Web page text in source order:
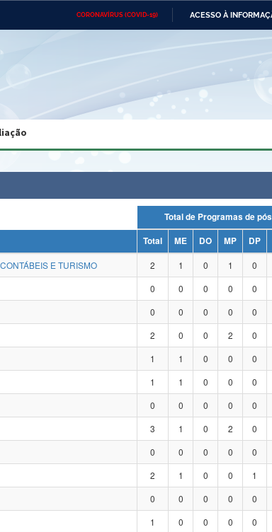
CORONAVÍRUS (COVID-19) ACESSO À
Ministério das Relações
Ministério do Desenvolvimento
Regional
Advocacia-Geral da União Banco Central do Brasil
Total
Total ME DO MP DP
E TURISMO
2 1 0 1 0
0 0 0 0 0
0 0 0 0 0
2 0 0 2 0
1 1 0 0 0
1 1 0 0 0
0 0 0 0 0
3 1 0 2 0
0 0 0 0 0
2 1 0 0 1
0 0 0 0 0
1 0 0 0 0